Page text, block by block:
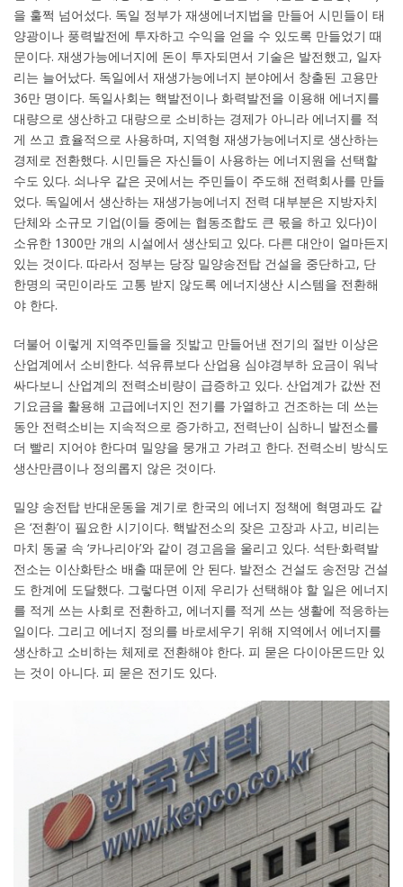
을 훌쩍 넘어섰다. 독일 정부가 재생에너지법을 만들어 시민들이 태
양광이나 풍력발전에 투자하고 수익을 얻을 수 있도록 만들었기 때
문이다. 재생가능에너지에 돈이 투자되면서 기술은 발전했고, 일자
리는 늘어났다. 독일에서 재생가능에너지 분야에서 창출된 고용만
36만 명이다. 독일사회는 핵발전이나 화력발전을 이용해 에너지를
대량으로 생산하고 대량으로 소비하는 경제가 아니라 에너지를 적
게 쓰고 효율적으로 사용하며, 지역형 재생가능에너지로 생산하는
경제로 전환했다. 시민들은 자신들이 사용하는 에너지원을 선택할
수도 있다. 쇠나우 같은 곳에서는 주민들이 주도해 전력회사를 만들
었다. 독일에서 생산하는 재생가능에너지 전력 대부분은 지방자치
단체와 소규모 기업(이들 중에는 협동조합도 큰 몫을 하고 있다)이
소유한 1300만 개의 시설에서 생산되고 있다. 다른 대안이 얼마든지
있는 것이다. 따라서 정부는 당장 밀양송전탑 건설을 중단하고, 단
한명의 국민이라도 고통 받지 않도록 에너지생산 시스템을 전환해
야 한다.
더불어 이렇게 지역주민들을 짓밟고 만들어낸 전기의 절반 이상은
산업계에서 소비한다. 석유류보다 산업용 심야경부하 요금이 워낙
싸다보니 산업계의 전력소비량이 급증하고 있다. 산업계가 값싼 전
기요금을 활용해 고급에너지인 전기를 가열하고 건조하는 데 쓰는
동안 전력소비는 지속적으로 증가하고, 전력난이 심하니 발전소를
더 빨리 지어야 한다며 밀양을 뭉개고 가려고 한다. 전력소비 방식도
생산만큼이나 정의롭지 않은 것이다.
밀양 송전탑 반대운동을 계기로 한국의 에너지 정책에 혁명과도 같
은 ‘전환’이 필요한 시기이다. 핵발전소의 잦은 고장과 사고, 비리는
마치 동굴 속 ‘카나리아’와 같이 경고음을 울리고 있다. 석탄·화력발
전소는 이산화탄소 배출 때문에 안 된다. 발전소 건설도 송전망 건설
도 한계에 도달했다. 그렇다면 이제 우리가 선택해야 할 일은 에너지
를 적게 쓰는 사회로 전환하고, 에너지를 적게 쓰는 생활에 적응하는
일이다. 그리고 에너지 정의를 바로세우기 위해 지역에서 에너지를
생산하고 소비하는 체제로 전환해야 한다. 피 묻은 다이아몬드만 있
는 것이 아니다. 피 묻은 전기도 있다.